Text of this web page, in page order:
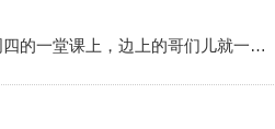
武功山——基友情 简介 如果说生命的终点是落叶归根，那么在我们这个年岁就应该不断地攀登。还记得是周四的一堂课上，边上的哥们儿就一吵吵要去哪里玩，哪里玩。。。搞得一点上课的气氛都没有。我直接上一句明天就走，可以？看到我充满激情的眼睛视乎被我感染嘞，走就走。武功山是江西萍乡境内新开发不久的一...